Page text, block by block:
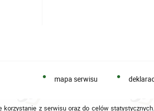
mapa serwisu
korzystanie z serwisu oraz do celów